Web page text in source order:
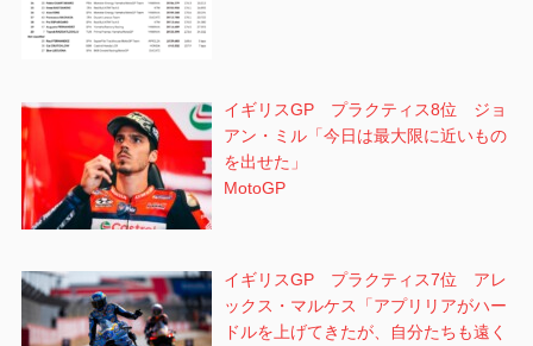
イギリスGP プラクティス8位 ジョ
アン・ミル「今日は最大限に近いもの
を出せた」
MotoGP
イギリスGP プラクティス7位 アレ
ックス・マルケス「アプリリアがハー
ドルを上げてきたが、自分たちも遠く